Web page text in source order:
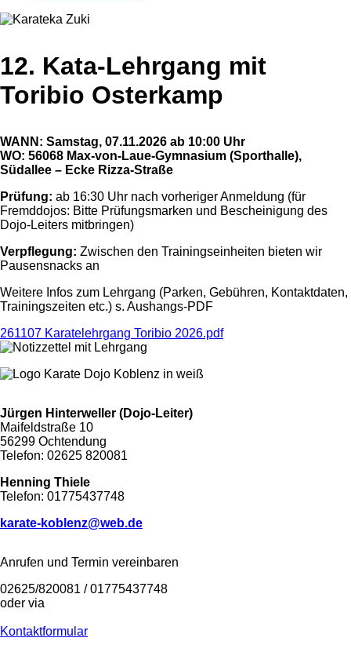
12. Kata-Lehrgang mit
Toribio Osterkamp
WANN: Samstag, 07.11.2026 ab 10:00 Uhr
WO: 56068 Max-von-Laue-Gymnasium (Sporthalle),
Südallee – Ecke Rizza-Straße
Prüfung: ab 16:30 Uhr nach vorheriger Anmeldung (für
Fremddojos: Bitte Prüfungsmarken und Bescheinigung des
Dojo-Leiters mitbringen)
Verpflegung: Zwischen den Trainingseinheiten bieten wir
Pausensnacks an
Weitere Infos zum Lehrgang (Parken, Gebühren, Kontaktdaten,
Trainingszeiten etc.) s. Aushangs-PDF
261107 Karatelehrgang Toribio 2026.pdf
Jürgen Hinterweller (Dojo-Leiter)
Maifeldstraße 10
56299 Ochtendung
Telefon: 02625 820081
Henning Thiele
Telefon: 01775437748
karate-koblenz@web.de
Anrufen und Termin vereinbaren
02625/820081 / 01775437748
oder via
Kontaktformular